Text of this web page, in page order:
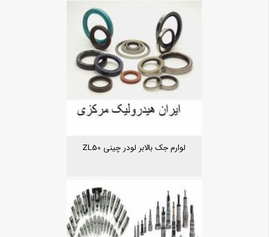
لوارم جک بالابر لودر چینی ZL50